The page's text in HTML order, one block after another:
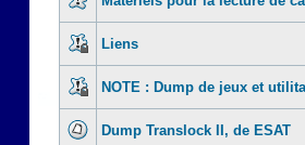
Liens
NOTE : Dump de jeux et
Dump Translock II, de ESAT